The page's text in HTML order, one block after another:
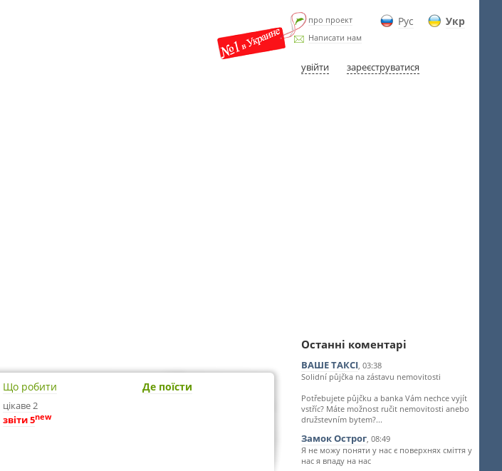
Рус Укр
про проект
Написати нам
увійти зареєструватися
Що робити
цікаве 2
звіти 5new
Де поїсти
Останні коментарі
ВАШЕ ТАКСІ, 03:38
Solidní půjčka na zástavu nemovitosti
Potřebujete půjčku a banka Vám nechce vyjít
vstříc? Máte možnost ručit nemovitosti anebo
družstevním bytem?...
Замок Острог, 08:49
Я не можу поняти у нас є поверхнях сміття у
нас я впаду на нас